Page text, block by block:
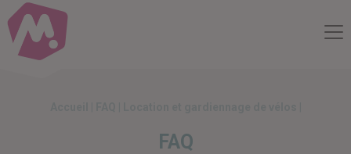
Compte Mobilité
FAQ